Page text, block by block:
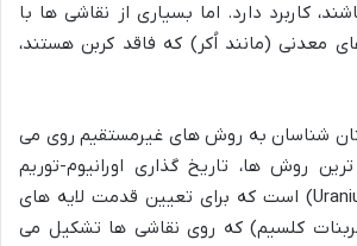
کاربرد دارد. اما بسیاری از نقاشی ها با
معدنی (مانند اُکر) که فاقد کربن هستند،
شناسان به روش های غیرمستقیم روی می
روش ها، تاریخ گذاری اورانیوم-توریم
(Uranium-Thorium dating) است که برای تعیین قدمت لایه های
کلسیم) که روی نقاشی ها تشکیل می